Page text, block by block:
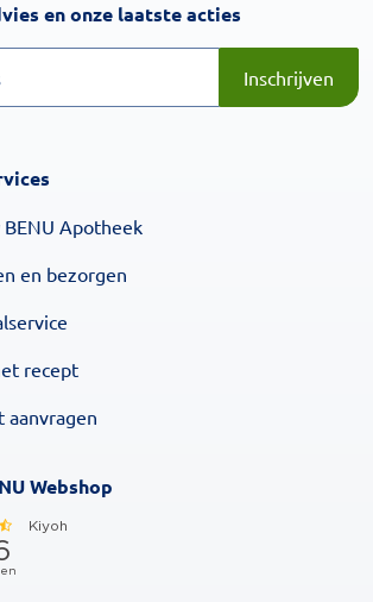
en onze laatste acties
Inschrijven
Apotheek
en bezorgen
recept
aanvragen
Webshop